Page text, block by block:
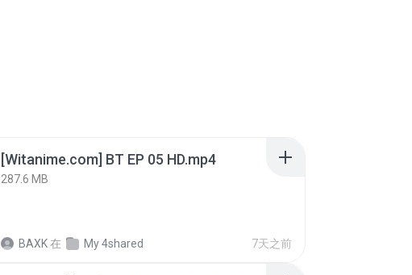
[Witanime.com] BT EP 05 HD.mp4
287.6 MB
BAXK在 My 4shared 7天之前